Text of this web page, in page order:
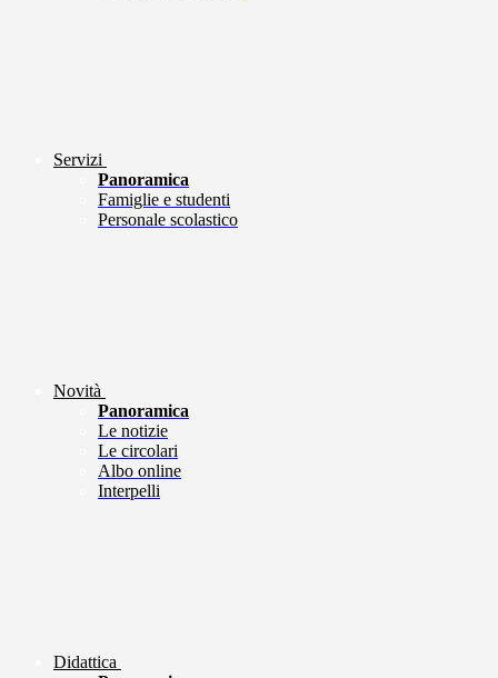
Servizi
Panoramica
Famiglie e studenti
Personale scolastico
Novità
Panoramica
Le notizie
Le circolari
Albo online
Interpelli
Didattica